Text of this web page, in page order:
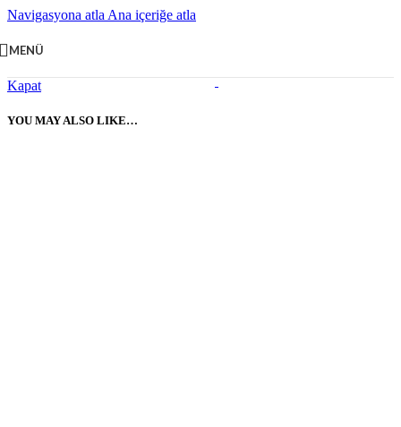
Navigasyona atla Ana içeriğe atla
MENÜ
Kapat
YOU MAY ALSO LIKE…